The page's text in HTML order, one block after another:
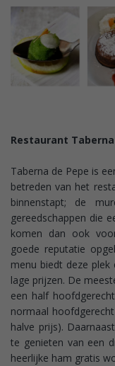
Restaurant
Taberna de Pepe is
betreden van het
binnenstapt; de
gereedschappen die
komen dan ook
goede reputatie
menu biedt deze plek
lage prijzen. De
een half
normaal
halve prijs).
te genieten van een
heerlijke ham gratis